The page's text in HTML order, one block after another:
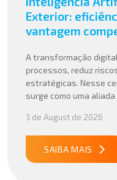
Exterior:
vantagem
A transformação
processos, reduz
estratégicas. Nesse
surge como uma
suas operações
tarefas, a IA vem
complexos, […]
3 de August de 2026
SAIBA MAIS